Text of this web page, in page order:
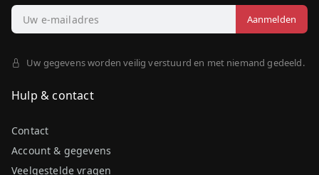
Uw gegevens worden veilig verstuurd en met niemand gedeeld.
Hulp & contact
Account & gegevens
Veelgestelde vragen
Contact